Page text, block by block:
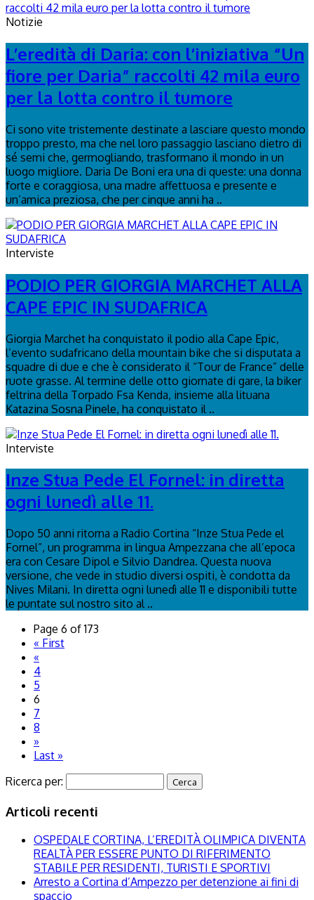
Notizie
L’eredità di Daria: con l’iniziativa “Un
fiore per Daria” raccolti 42 mila euro
per la lotta contro il tumore
Ci sono vite tristemente destinate a lasciare questo mondo
troppo presto, ma che nel loro passaggio lasciano dietro di
sé semi che, germogliando, trasformano il mondo in un
luogo migliore. Daria De Boni era una di queste: una donna
forte e coraggiosa, una madre affettuosa e presente e
un’amica preziosa, che per cinque anni ha ..
Interviste
PODIO PER GIORGIA MARCHET ALLA
CAPE EPIC IN SUDAFRICA
Giorgia Marchet ha conquistato il podio alla Cape Epic,
l’evento sudafricano della mountain bike che si disputata a
squadre di due e che è considerato il “Tour de France” delle
ruote grasse. Al termine delle otto giornate di gare, la biker
feltrina della Torpado Fsa Kenda, insieme alla lituana
Katazina Sosna Pinele, ha conquistato il ..
Interviste
Inze Stua Pede El Fornel: in diretta
ogni lunedì alle 11.
Dopo 50 anni ritorna a Radio Cortina “Inze Stua Pede el
Fornel”, un programma in lingua Ampezzana che all’epoca
era con Cesare Dipol e Silvio Dandrea. Questa nuova
versione, che vede in studio diversi ospiti, è condotta da
Nives Milani. In diretta ogni lunedì alle 11 e disponibili tutte
le puntate sul nostro sito al ..
Page 6 of 173
« First
«
4
5
6
7
8
»
Last »
Ricerca per:
Articoli recenti
OSPEDALE CORTINA, L’EREDITÀ OLIMPICA DIVENTA
REALTÀ PER ESSERE PUNTO DI RIFERIMENTO
STABILE PER RESIDENTI, TURISTI E SPORTIVI
Arresto a Cortina d’Ampezzo per detenzione ai fini di
spaccio